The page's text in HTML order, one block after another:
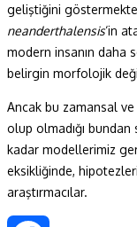
geliştiğini
neanderthalensis‘in
modern insanın daha
belirgin morfolojik
Ancak bu zamansal ve
olup olmadığı
kadar modellerimiz
eksikliğinde,
araştırmacılar.